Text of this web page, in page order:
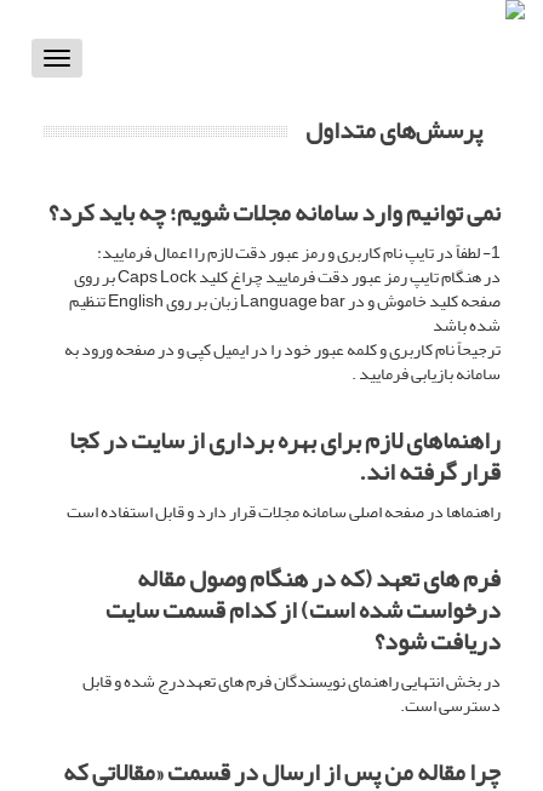
Toggle
پرسش‌های متداول
نمی توانیم وارد سامانه مجلات شویم؛ چه باید کرد؟
1- لطفاً در تایپ نام کاربری و رمز عبور دقت لازم را اعمال فرمایید:
در هنگام تایپ رمز عبور دقت فرمایید چراغ کلید Caps Lock بر روی
صفحه کلید خاموش و در Language bar زبان بر روی English تنظیم
شده باشد
ترجیحاً نام کاربری و کلمه عبور خود را در ایمیل کپی و در صفحه ورود به
سامانه بازیابی فرمایید .
راهنماهای لازم برای بهره برداری از سایت در کجا
قرار گرفته اند.
راهنماها در صفحه اصلی سامانه مجلات قرار دارد و قابل استفاده است
فرم های تعهد (که در هنگام وصول مقاله
درخواست شده است) از کدام قسمت سایت
دریافت شود؟
در بخش انتهایی راهنمای نویسندگان فرم های تعهددرج شده و قابل
دسترسی است.
چرا مقاله من پس از ارسال در قسمت «مقالاتی که